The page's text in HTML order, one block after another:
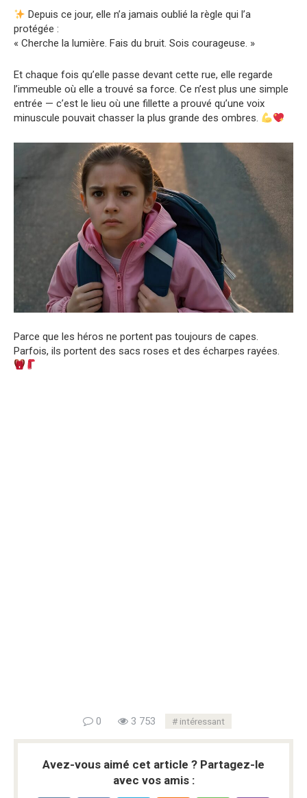
Depuis ce jour, elle n’a jamais oublié la règle qui l’a
protégée :
« Cherche la lumière. Fais du bruit. Sois courageuse. »
Et chaque fois qu’elle passe devant cette rue, elle regarde
l’immeuble où elle a trouvé sa force. Ce n’est plus une simple
entrée — c’est le lieu où une fillette a prouvé qu’une voix
minuscule pouvait chasser la plus grande des ombres.
Parce que les héros ne portent pas toujours de capes.
Parfois, ils portent des sacs roses et des écharpes rayées.
0 3 753 intéressant
Avez-vous aimé cet article ? Partagez-le
avec vos amis :